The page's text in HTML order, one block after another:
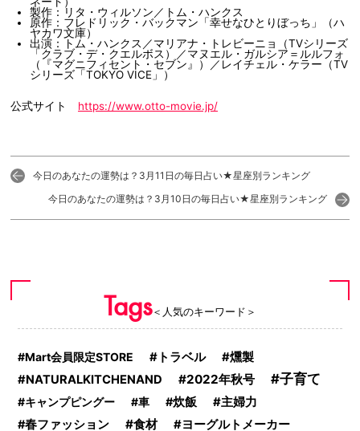
製作：リタ・ウィルソン／トム・ハンクス
原作：フレドリック・バックマン「幸せなひとりぼっち」（ハ
ヤカワ文庫）
出演：トム・ハンクス／マリアナ・トレビーニョ（TVシリーズ
「クラブ・デ・クエルボス）／マヌエル・ガルシア＝ルルフォ
（『マグニフィセント・セブン』）／レイチェル・ケラー（TV
シリーズ「TOKYO VICE」）
公式サイト https://www.otto-movie.jp/
今日のあなたの運勢は？3月11日の毎日占い★星座別ランキング
今日のあなたの運勢は？3月10日の毎日占い★星座別ランキング
Tags＜人気のキーワード＞
Mart会員限定STORE トラベル
燻製
NATURALKITCHENAND
2022年秋号 子育て
キャンプピングー 車 炊飯
主婦力
春ファッション
食材 ヨーグルトメーカー